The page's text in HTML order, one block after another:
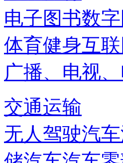
电子图书数
体育健身互联
广播、电视
交通运输
无人驾驶汽车